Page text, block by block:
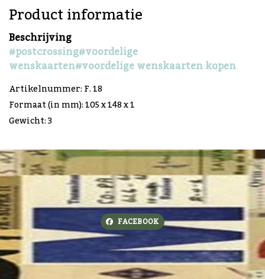
Product informatie
Beschrijving
#postcrossing#voordelige
wenskaarten#voordelige wenskaarten kopen
Artikelnummer: F. 18
Formaat (in mm): 105 x 148 x 1
Gewicht: 3
FACEBOOK